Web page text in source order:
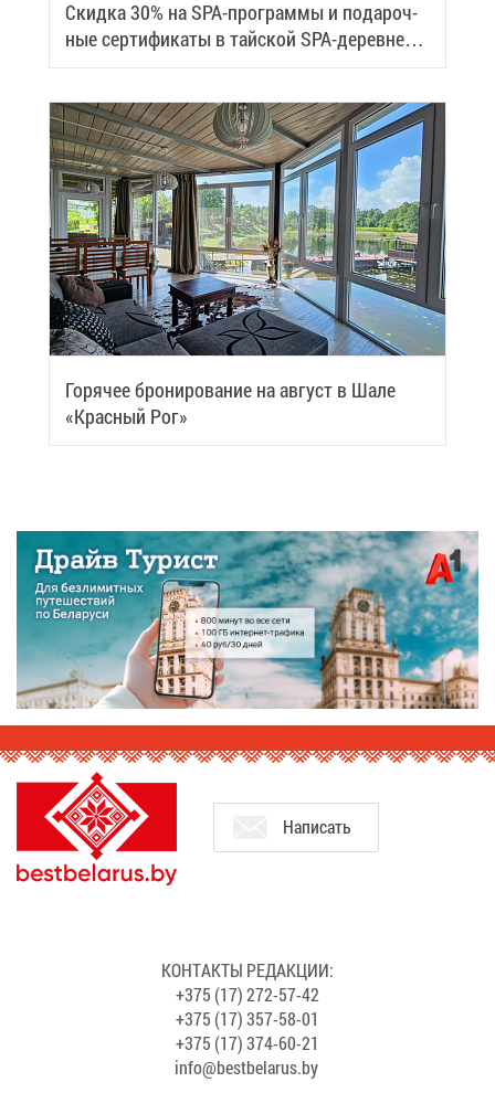
Скид­ка 30% на SPA-про­грам­мы и по­да­роч­
ные сер­ти­фи­ка­ты в тай­ской SPA-де­ревне
Samui
Го­ря­чее бро­ни­ро­ва­ние на ав­густ в Ша­ле
«Крас­ный Рог»
На­пи­сать
КОН­ТАК­ТЫ РЕ­ДАК­ЦИИ:
+375 (17) 272-57-42
+375 (17) 357-58-01
+375 (17) 374-60-21
info@​bes​tbel​arus.​by